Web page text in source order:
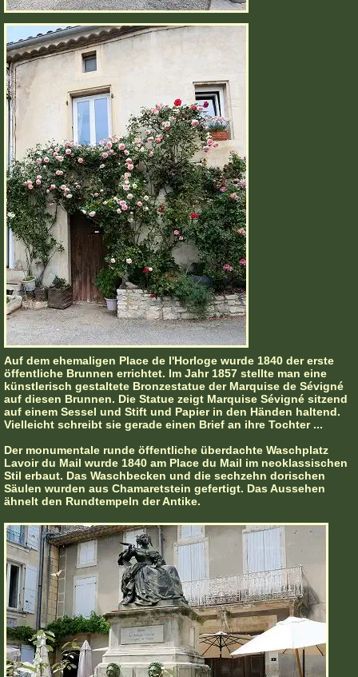
Auf dem ehemaligen Place de l'Horloge wurde 1840 der erste
öffentliche Brunnen errichtet. Im Jahr 1857 stellte man eine
künstlerisch gestaltete Bronzestatue der Marquise de Sévigné
auf diesen Brunnen. Die Statue zeigt Marquise Sévigné sitzend
auf einem Sessel und Stift und Papier in den Händen haltend.
Vielleicht schreibt sie gerade einen Brief an ihre Tochter ...
Der monumentale runde öffentliche überdachte Waschplatz
Lavoir du Mail wurde 1840 am Place du Mail im neoklassischen
Stil erbaut. Das Waschbecken und die sechzehn dorischen
Säulen wurden aus Chamaretstein gefertigt. Das Aussehen
ähnelt den Rundtempeln der Antike.